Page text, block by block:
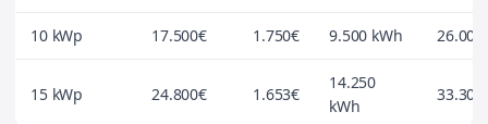
10 kWp 17.500€ 1.750€ 9.500 kWh
15 kWp 24.800€ 1.653€
14.250
kWh